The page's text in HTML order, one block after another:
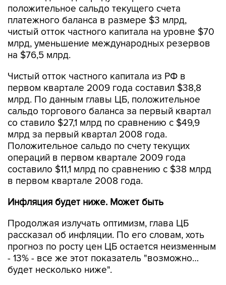
положительное сальдо текущего счета
платежного баланса в размере $3 млрд,
чистый отток частного капитала на уровне $70
млрд, уменьшение международных резервов
на $76,5 млрд.
Чистый отток частного капитала из РФ в
первом квартале 2009 года составил $38,8
млрд. По данным главы ЦБ, положительное
сальдо торгового баланса за первый квартал
со ставило $27,1 млрд по сравнению с $49,9
млрд за первый квартал 2008 года.
Положительное сальдо по счету текущих
операций в первом квартале 2009 года
составило $11,1 млрд по сравнению с $38 млрд
в первом квартале 2008 года.
Инфляция будет ниже. Может быть
Продолжая излучать оптимизм, глава ЦБ
рассказал об инфляции. По его словам, хоть
прогноз по росту цен ЦБ остается неизменным
- 13% - все же этот показатель "возможно…
будет несколько ниже".